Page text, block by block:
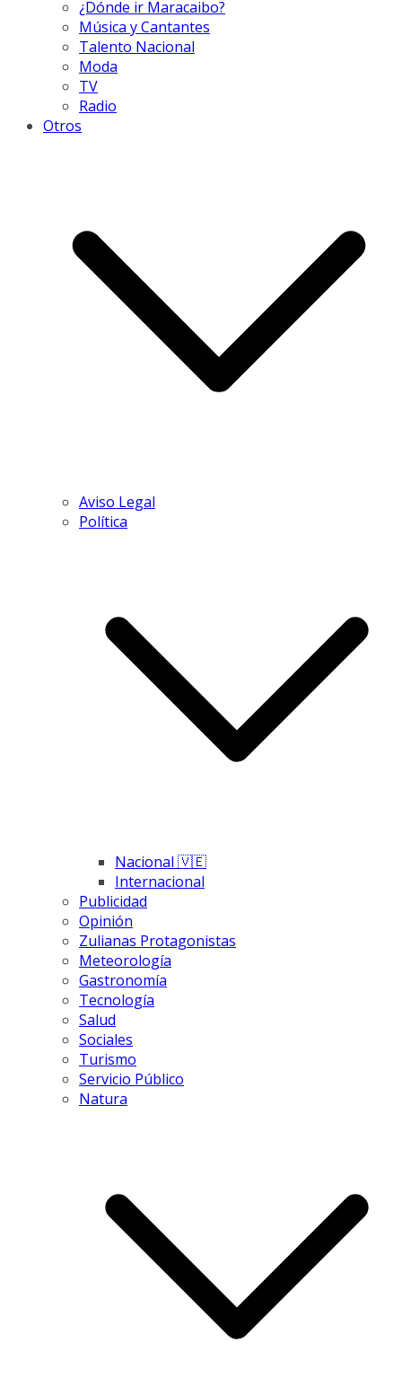
¿Dónde ir Maracaibo?
Música y Cantantes
Talento Nacional
Moda
TV
Radio
Otros
Aviso Legal
Política
Nacional 🇻🇪
Internacional
Publicidad
Opinión
Zulianas Protagonistas
Meteorología
Gastronomía
Tecnología
Salud
Sociales
Turismo
Servicio Público
Natura